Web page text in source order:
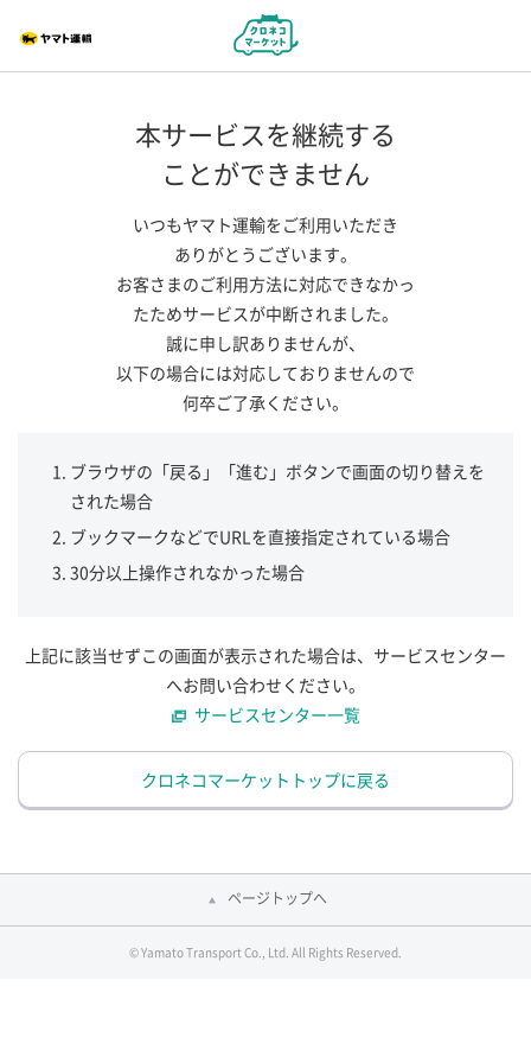
本サービスを継続する
ことができません
いつもヤマト運輸をご利用いただき
ありがとうございます。
お客さまのご利用方法に対応できなかっ
たためサービスが中断されました。
誠に申し訳ありませんが、
以下の場合には対応しておりませんので
何卒ご了承ください。
ブラウザの「戻る」「進む」ボタンで画面の切り替えを
された場合
ブックマークなどでURLを直接指定されている場合
30分以上操作されなかった場合
上記に該当せずこの画面が表示された場合は、サービスセンター
へお問い合わせください。
サービスセンター一覧
クロネコマーケットトップに戻る
ページトップへ
© Yamato Transport Co., Ltd. All Rights Reserved.